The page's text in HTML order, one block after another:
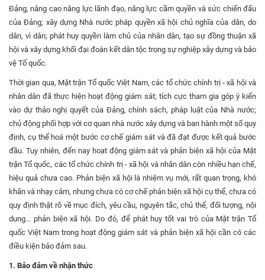
Đảng, nâng cao năng lực lãnh đạo, năng lực cầm quyền và sức chiến đấu
của Đảng; xây dựng Nhà nước pháp quyền xã hội chủ nghĩa của dân, do
dân, vì dân; phát huy quyền làm chủ của nhân dân, tạo sự đồng thuận xã
hội và xây dựng khối đại đoàn kết dân tộc trong sự nghiệp xây dựng và bảo
vệ Tổ quốc.
Thời gian qua, Mặt trận Tổ quốc Việt Nam, các tổ chức chính trị - xã hội và
nhân dân đã thực hiện hoạt động giám sát; tích cực tham gia góp ý kiến
vào dự thảo nghị quyết của Đảng, chính sách, pháp luật của Nhà nước;
chủ động phối hợp với cơ quan nhà nước xây dựng và ban hành một số quy
định, cụ thể hoá một bước cơ chế giám sát và đã đạt được kết quả bước
đầu. Tuy nhiên, đến nay hoạt động giám sát và phản biện xã hội của Mặt
trận Tổ quốc, các tổ chức chính trị - xã hội và nhân dân còn nhiều hạn chế,
hiệu quả chưa cao. Phản biện xã hội là nhiệm vụ mới, rất quan trọng, khó
khăn và nhạy cảm, nhưng chưa có cơ chế phản biện xã hội cụ thể, chưa có
quy định thật rõ về mục đích, yêu cầu, nguyên tắc, chủ thể, đối tượng, nội
dung... phản biện xã hội. Do đó, để phát huy tốt vai trò của Mặt trận Tổ
quốc Việt Nam trong hoạt động giám sát và phản biện xã hội cần có các
điều kiện bảo đảm sau.
1. Bảo đảm về nhận thức